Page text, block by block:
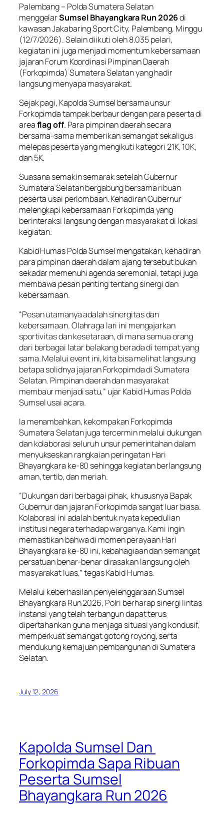
Palembang – Polda Sumatera Selatan
menggelarSumsel Bhayangkara Run 2026di
kawasan Jakabaring Sport City, Palembang, Minggu
(12/7/2026). Selain diikuti oleh 8.035 pelari,
kegiatan ini juga menjadi momentum kebersamaan
jajaran Forum Koordinasi Pimpinan Daerah
(Forkopimda) Sumatera Selatan yang hadir
langsung menyapa masyarakat.
Sejak pagi, Kapolda Sumsel bersama unsur
Forkopimda tampak berbaur dengan para peserta di
areaflag off. Para pimpinan daerah secara
bersama-sama memberikan semangat sekaligus
melepas peserta yang mengikuti kategori 21K, 10K,
dan 5K.
Suasana semakin semarak setelah Gubernur
Sumatera Selatan bergabung bersama ribuan
peserta usai perlombaan. Kehadiran Gubernur
melengkapi kebersamaan Forkopimda yang
berinteraksi langsung dengan masyarakat di lokasi
kegiatan.
Kabid Humas Polda Sumsel mengatakan, kehadiran
para pimpinan daerah dalam ajang tersebut bukan
sekadar memenuhi agenda seremonial, tetapi juga
membawa pesan penting tentang sinergi dan
kebersamaan.
“Pesan utamanya adalah sinergitas dan
kebersamaan. Olahraga lari ini mengajarkan
sportivitas dan kesetaraan, di mana semua orang
dari berbagai latar belakang berada di tempat yang
sama. Melalui event ini, kita bisa melihat langsung
betapa solidnya jajaran Forkopimda di Sumatera
Selatan. Pimpinan daerah dan masyarakat
membaur menjadi satu,” ujar Kabid Humas Polda
Sumsel usai acara.
Ia menambahkan, kekompakan Forkopimda
Sumatera Selatan juga tercermin melalui dukungan
dan kolaborasi seluruh unsur pemerintahan dalam
menyukseskan rangkaian peringatan Hari
Bhayangkara ke-80 sehingga kegiatan berlangsung
aman, tertib, dan meriah.
“Dukungan dari berbagai pihak, khususnya Bapak
Gubernur dan jajaran Forkopimda sangat luar biasa.
Kolaborasi ini adalah bentuk nyata kepedulian
institusi negara terhadap warganya. Kami ingin
memastikan bahwa di momen perayaan Hari
Bhayangkara ke-80 ini, kebahagiaan dan semangat
persatuan benar-benar dirasakan langsung oleh
masyarakat luas,” tegas Kabid Humas.
Melalui keberhasilan penyelenggaraan Sumsel
Bhayangkara Run 2026, Polri berharap sinergi lintas
instansi yang telah terbangun dapat terus
dipertahankan guna menjaga situasi yang kondusif,
memperkuat semangat gotong royong, serta
mendukung kemajuan pembangunan di Sumatera
Selatan.
July 12, 2026
Kapolda Sumsel Dan
Forkopimda Sapa Ribuan
Peserta Sumsel
Bhayangkara Run 2026